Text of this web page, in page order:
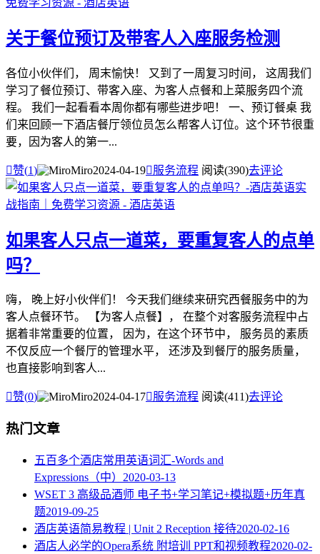
关于餐位预订及带客人入座服务检测
各位小伙伴们， 周末愉快！ 又到了一周复习时间， 这周我们
学习了餐位预订、带客入座、为客人点餐和上菜服务四个流
程。 我们一起看看本周你都有哪些进步吧！ 一、预订餐桌 我
们来回顾一下酒店餐厅领位员怎么帮客人订位。这个环节很重
要，因为客人的第一...
赞(1) Miro2024-04-19服务流程 阅读(390)去评论
如果客人只点一道菜，要重复客人的点单
吗？
嗨， 晚上好小伙伴们！ 今天我们继续来研究西餐服务中的为
客人点餐环节。 【为客人点餐】， 在整个对客服务流程中占
据着非常重要的位置， 因为，在这个环节中， 服务员的素质
不仅反应一个餐厅的管理水平， 还涉及到餐厅的服务质量，
也直接影响到客人...
赞(0) Miro2024-04-17服务流程 阅读(411)去评论
热门文章
五百多个酒店常用英语词汇-Words and
Expressions（中） 2020-03-13
WSET 3 高级品酒师 电子书+学习笔记+模拟题+历年真
题2019-09-25
酒店英语简易教程 | Unit 2 Reception 接待2020-02-16
酒店人必学的Opera系统 附培训 PPT和视频教程2020-02-